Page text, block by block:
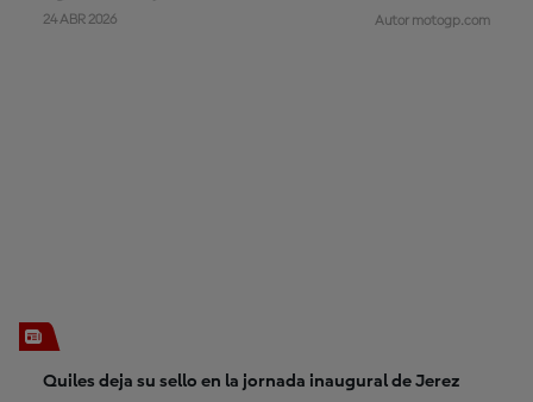
24 ABR 2026 Autor motogp.com
Quiles deja su sello en la jornada inaugural de Jerez